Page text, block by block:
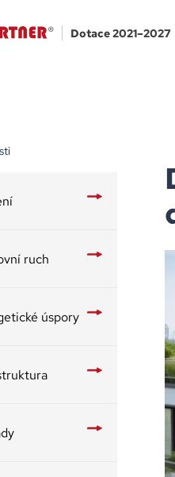
Dotace 2021–2027
ruch
úspory